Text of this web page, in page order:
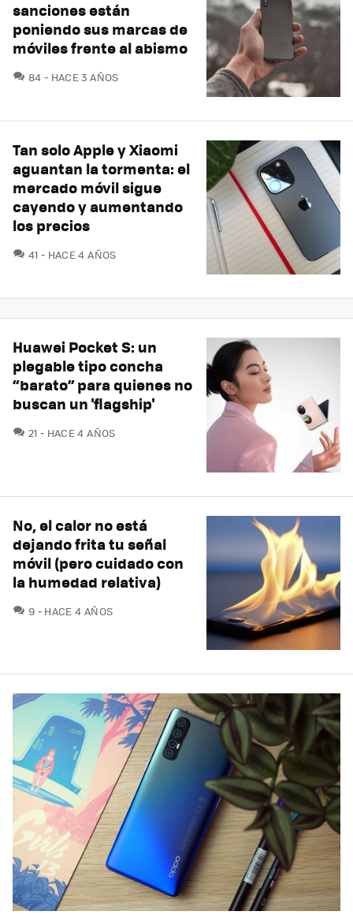
sanciones están
poniendo sus marcas de
móviles frente al abismo
84 COMENTARIOS
HACE 3 AÑOS
Tan solo Apple y Xiaomi
aguantan la tormenta: el
mercado móvil sigue
cayendo y aumentando
los precios
41 COMENTARIOS
HACE 4 AÑOS
Huawei Pocket S: un
plegable tipo concha
“barato” para quienes no
buscan un 'flagship'
21 COMENTARIOS
HACE 4 AÑOS
No, el calor no está
dejando frita tu señal
móvil (pero cuidado con
la humedad relativa)
9 COMENTARIOS
HACE 4 AÑOS